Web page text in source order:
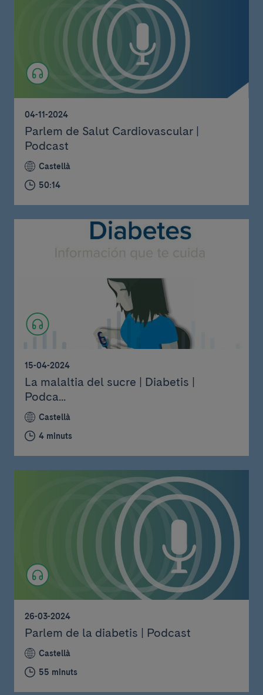
04-11-2024
Parlem de Salut Cardiovascular |
Podcast
Castellà
50:14
15-04-2024
La malaltia del sucre | Diabetis |
Podca...
Castellà
4 minuts
26-03-2024
Parlem de la diabetis | Podcast
Castellà
55 minuts